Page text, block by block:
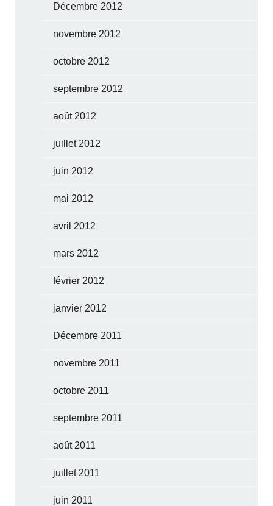
Décembre 2012
novembre 2012
octobre 2012
septembre 2012
août 2012
juillet 2012
juin 2012
mai 2012
avril 2012
mars 2012
février 2012
janvier 2012
Décembre 2011
novembre 2011
octobre 2011
septembre 2011
août 2011
juillet 2011
juin 2011